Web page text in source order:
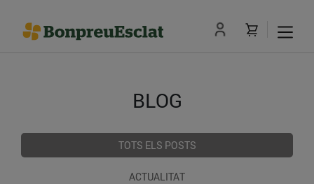
BLOG
TOTS ELS POSTS
ACTUALITAT